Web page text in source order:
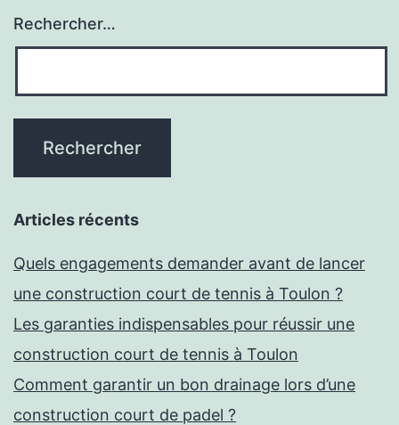
logement
?
Rechercher…
Articles récents
Quels engagements demander avant de lancer
une construction court de tennis à Toulon ?
Les garanties indispensables pour réussir une
construction court de tennis à Toulon
Comment garantir un bon drainage lors d’une
construction court de padel ?